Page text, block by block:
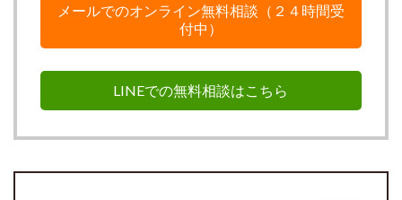
メールでのオンライン無料相談（２４時間受
付中）
LINEでの無料相談はこちら